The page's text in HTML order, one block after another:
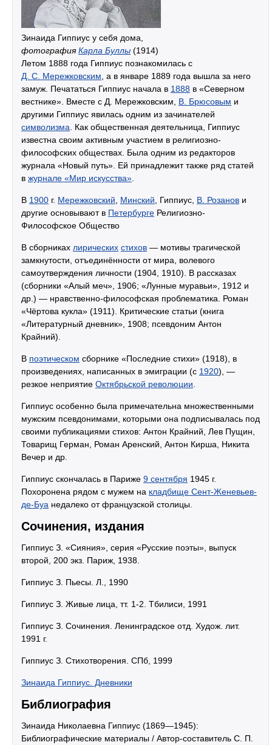
Зинаида Гиппиус у себя дома,
фотографияКарла Буллы (1914)
Летом 1888 года Гиппиус познакомилась с
Д. С. Мережковским , а в январе 1889 года вышла за него
замуж. Печататься Гиппиус начала в 1888 в «Северном
вестнике». Вместе с Д. Мережковским, В. Брюсовым и
другими Гиппиус явилась одним из зачинателей
символизма . Как общественная деятельница, Гиппиус
известна своим активным участием в религиозно-
философских обществах. Была одним из редакторов
журнала «Новый путь». Ей принадлежит также ряд статей
в журнале «Мир искусства»
В 1900 г. Мережковский Минский , Гиппиус, В. Розанов и
другие основывают в Петербурге Религиозно-
Философское Общество
В сборниках лирических стихов — мотивы трагической
замкнутости, отъединённости от мира, волевого
самоутверждения личности (1904, 1910). В рассказах
(сборники «Алый меч», 1906; «Лунные муравьи», 1912 и
др.) — нравственно-философская проблематика. Роман
«Чёртова кукла» (1911). Критические статьи (книга
«Литературный дневник», 1908; псевдоним Антон
Крайний).
В поэтическом сборнике «Последние стихи» (1918), в
произведениях, написанных в эмиграции (с 1920), —
резкое неприятие Октябрьской революции
Гиппиус особенно была примечательна множественными
мужским псевдонимами, которыми она подписывалась под
своими публикациями стихов: Антон Крайний, Лев Пущин,
Товарищ Герман, Роман Аренский, Антон Кирша, Никита
Вечер и др.
Гиппиус скончалась в Париже 9 сентября 1945 г.
Похоронена рядом с мужем на кладбище Сент-Женевьев-
де-Буа недалеко от французской столицы.
Сочинения, издания
Гиппиус З. «Сияния», серия «Русские поэты», выпуск
второй, 200 экз. Париж, 1938.
Гиппиус З. Пьесы. Л., 1990
Гиппиус З. Живые лица, тт. 1-2. Тбилиси, 1991
Гиппиус З. Сочинения. Ленинградское отд. Худож. лит.
1991 г.
Гиппиус З. Стихотворения. СПб, 1999
Зинаида Гиппиус. Дневники
Библиография
Зинаида Николаевна Гиппиус (1869—1945):
Библиографические материалы / Автор-составитель С. П.